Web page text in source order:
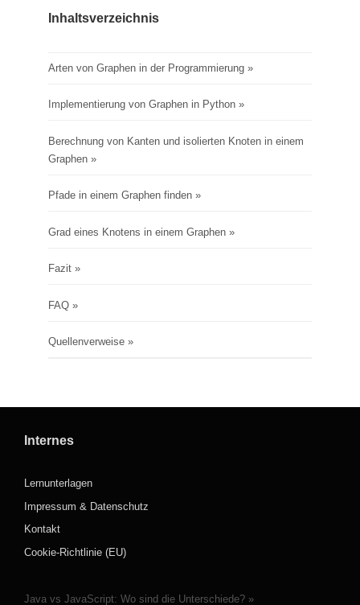
Inhaltsverzeichnis
Arten von Graphen in der Programmierung
Implementierung von Graphen in Python
Berechnung von Kanten und isolierten Knoten in einem
Graphen
Pfade in einem Graphen finden
Grad eines Knotens in einem Graphen
Fazit
FAQ
Quellenverweise
Internes
Lernunterlagen
Impressum & Datenschutz
Kontakt
Cookie-Richtlinie (EU)
Java vs JavaScript: Wo sind die Unterschiede?